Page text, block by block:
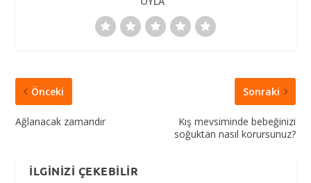
Önceki
Ağlanacak zamandır
Sonraki
Kış mevsiminde bebeğinizi
soğuktan nasıl korursunuz?
İLGINIZI ÇEKEBILIR